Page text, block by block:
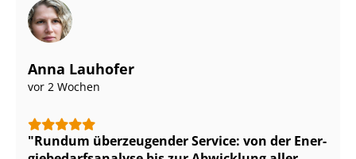
Anna Lauhofer
vor 2 Wochen
Rundum überzeugender Service: von der En­er­